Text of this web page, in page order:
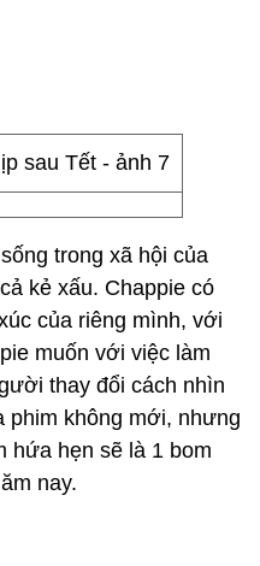
trong xã hội của
kẻ xấu. Chappie có
của riêng mình, với
muốn với việc làm
thay đổi cách nhìn
phim không mới, nhưng
hứa hẹn sẽ là 1 bom
nay.